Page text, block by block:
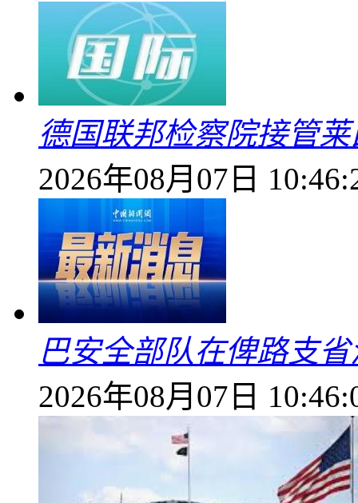
德国联邦检察院接管
2026年08月07日
巴安全部队在俾路支
2026年08月07日